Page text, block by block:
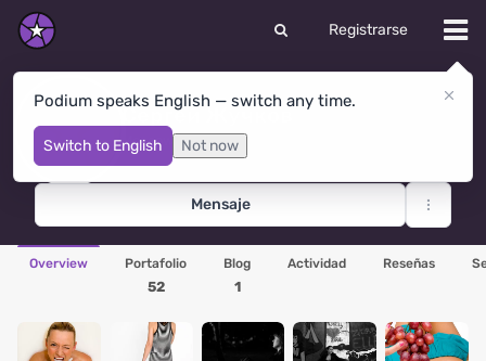
Registrarse
Podium speaks English — switch any time.
Switch to English Not now
Сергей Жучков
Moscow· Rusia
Mensaje
Overview Portafolio
52
Blog
1
Actividad Reseñas